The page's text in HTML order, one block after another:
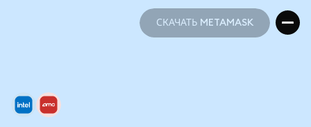
СКАЧАТЬ METAMASK